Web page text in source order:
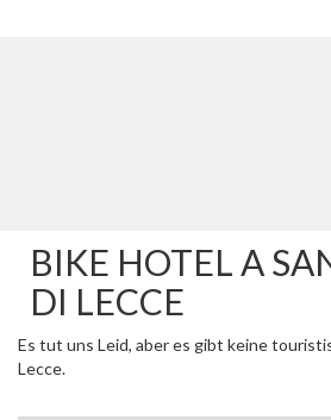
BIKE HOTEL A
DI LECCE
Es tut uns Leid, aber es gibt keine
Lecce.